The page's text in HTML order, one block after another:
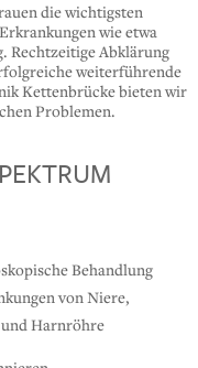
die wichtigsten
wie etwa
Rechtzeitige Abklärung
weiterführende
Kettenbrücke bieten wir
Problemen.
Behandlung
von Niere,
Harnröhre